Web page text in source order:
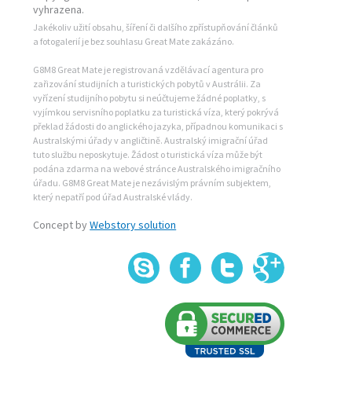
vyhrazena.
Jakékoliv užití obsahu, šíření či dalšího zpřístupňování článků
a fotogalerií je bez souhlasu Great Mate zakázáno.
G8M8 Great Mate je registrovaná vzdělávací agentura pro
zařizování studijních a turistických pobytů v Austrálii. Za
vyřízení studijního pobytu si neúčtujeme žádné poplatky, s
vyjímkou servisního poplatku za turistická víza, který pokrývá
překlad žádosti do anglického jazyka, případnou komunikaci s
Australskými úřady v angličtině. Australský imigrační úřad
tuto službu neposkytuje. Žádost o turistická víza může být
podána zdarma na webové stránce Australského imigračního
úřadu. G8M8 Great Mate je nezávislým právním subjektem,
který nepatří pod úřad Australské vlády.
Concept byWebstory solution
+